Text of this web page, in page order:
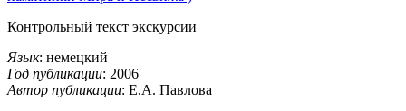
Контрольный текст экскурсии
Язык: немецкий
Год публикации: 2006
Автор публикации: Е.А. Павлова